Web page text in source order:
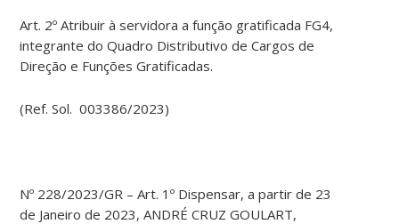
Art. 2º Atribuir à servidora a função gratificada FG4,
integrante do Quadro Distributivo de Cargos de
Direção e Funções Gratificadas.
(Ref. Sol. 003386/2023)
Nº 228/2023/GR – Art. 1º Dispensar, a partir de 23
de Janeiro de 2023, ANDRÉ CRUZ GOULART,